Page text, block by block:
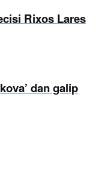
Rixos Lares
dan galip